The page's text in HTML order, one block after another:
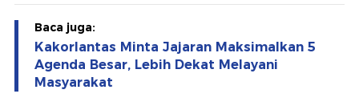
Baca juga:
Kakorlantas Minta Jajaran Maksimalkan 5
Agenda Besar, Lebih Dekat Melayani
Masyarakat